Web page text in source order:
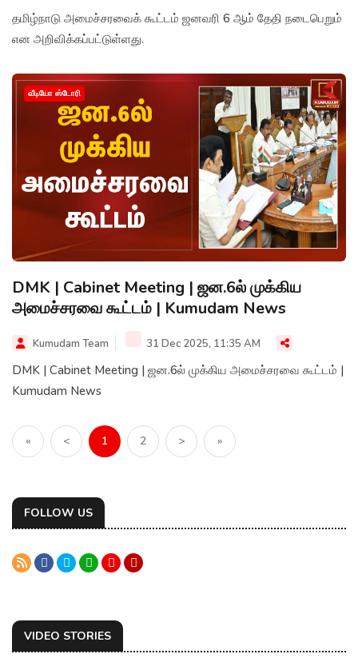
தமிழ்நாடு அமைச்சரவைக் கூட்டம் ஜனவரி 6 ஆம் தேதி நடைபெறும்
என அறிவிக்கப்பட்டுள்ளது.
வீடியோ ஸ்டோரி
DMK | Cabinet Meeting | ஜன.6ல் முக்கிய
அமைச்சரவை கூட்டம் | Kumudam News
Kumudam Team 31 Dec 2025, 11:35 AM
DMK | Cabinet Meeting | ஜன.6ல் முக்கிய அமைச்சரவை கூட்டம் |
Kumudam News
« < 1 2 > »
FOLLOW US
VIDEO STORIES